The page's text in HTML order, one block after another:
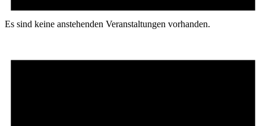
Es sind keine anstehenden Veranstaltungen vorhanden.